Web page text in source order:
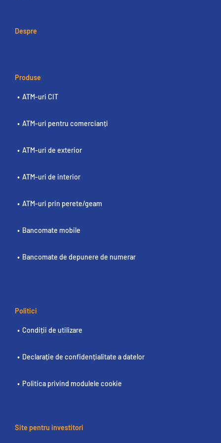
Despre
Produse
ATM-uri CIT
ATM-uri pentru comercianți
ATM-uri de exterior
ATM-uri de interior
ATM-uri prin perete/geam
Bancomate mobile
Bancomate de depunere de numerar
Politici
Condiții de utilizare
Declarație de confidențialitate a datelor
Politica privind modulele cookie
Site pentru investitori